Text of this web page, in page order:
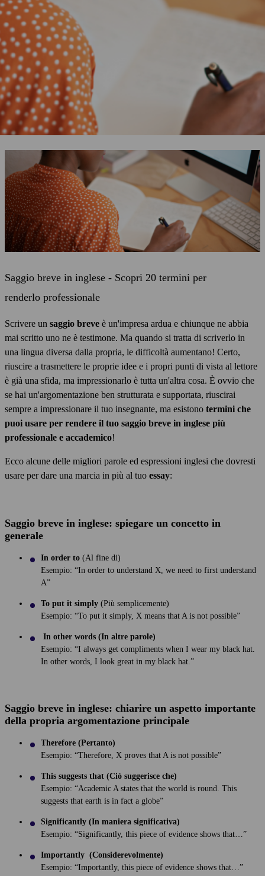
Saggio breve in inglese - Scopri 20 termini per
renderlo professionale
Scrivere un saggio breve è un'impresa ardua e chiunque ne abbia
mai scritto uno ne è testimone. Ma quando si tratta di scriverlo in
una lingua diversa dalla propria, le difficoltà aumentano! Certo,
riuscire a trasmettere le proprie idee e i propri punti di vista al lettore
è già una sfida, ma impressionarlo è tutta un'altra cosa. È ovvio che
se hai un'argomentazione ben strutturata e supportata, riuscirai
sempre a impressionare il tuo insegnante, ma esistono termini che
puoi usare per rendere il tuo saggio breve in inglese più
professionale e accademico!
Ecco alcune delle migliori parole ed espressioni inglesi che dovresti
usare per dare una marcia in più al tuo essay:
Saggio breve in inglese: spiegare un concetto in
generale
In order to (Al fine di)
Esempio: “In order to understand X, we need to first understand
A”
To put it simply (Più semplicemente)
Esempio: “To put it simply, X means that A is not possible”
In other words (In altre parole)
Esempio: “I always get compliments when I wear my black hat.
In other words, I look great in my black hat.”
Saggio breve in inglese: chiarire un aspetto importante
della propria argomentazione principale
Therefore (Pertanto)
Esempio: “Therefore, X proves that A is not possible”
This suggests that (Ciò suggerisce che)
Esempio: “Academic A states that the world is round. This
suggests that earth is in fact a globe”
Significantly (In maniera significativa)
Esempio: “Significantly, this piece of evidence shows that…”
Importantly (Considerevolmente)
Esempio: “Importantly, this piece of evidence shows that…”